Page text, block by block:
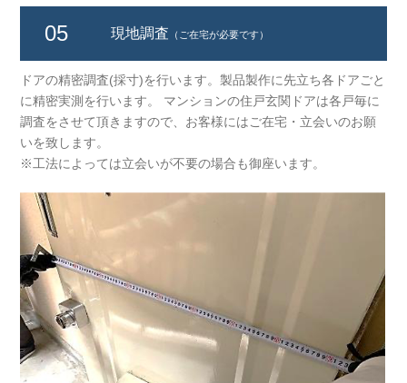
05 現地調査 （ご在宅が必要です）
ドアの精密調査(採寸)を行います。製品製作に先立ち各ドアごと
に精密実測を行います。 マンションの住戸玄関ドアは各戸毎に
調査をさせて頂きますので、お客様にはご在宅・立会いのお願
いを致します。
※工法によっては立会いが不要の場合も御座います。